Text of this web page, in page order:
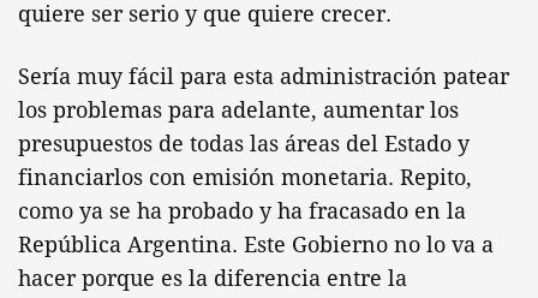
quiere ser serio y que quiere crecer.
Sería muy fácil para esta administración patear
los problemas para adelante, aumentar los
presupuestos de todas las áreas del Estado y
financiarlos con emisión monetaria. Repito,
como ya se ha probado y ha fracasado en la
República Argentina. Este Gobierno no lo va a
hacer porque es la diferencia entre la